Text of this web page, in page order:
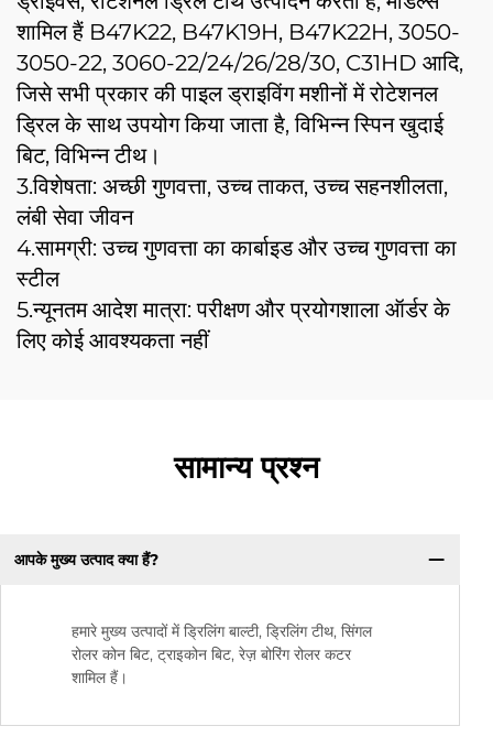
शामिल हैं B47K22, B47K19H, B47K22H, 3050-
3050-22, 3060-22/24/26/28/30, C31HD आदि,
जिसे सभी प्रकार की पाइल ड्राइविंग मशीनों में रोटेशनल
ड्रिल के साथ उपयोग किया जाता है, विभिन्न स्पिन खुदाई
बिट, विभिन्न टीथ।
3.विशेषता: अच्छी गुणवत्ता, उच्च ताकत, उच्च सहनशीलता,
लंबी सेवा जीवन
4.सामग्री: उच्च गुणवत्ता का कार्बाइड और उच्च गुणवत्ता का
स्टील
5.न्यूनतम आदेश मात्रा: परीक्षण और प्रयोगशाला ऑर्डर के
लिए कोई आवश्यकता नहीं
सामान्य प्रश्न
आपके मुख्य उत्पाद क्या हैं?
हमारे मुख्य उत्पादों में ड्रिलिंग बाल्टी, ड्रिलिंग टीथ, सिंगल
रोलर कोन बिट, ट्राइकोन बिट, रेज़ बोरिंग रोलर कटर
शामिल हैं।